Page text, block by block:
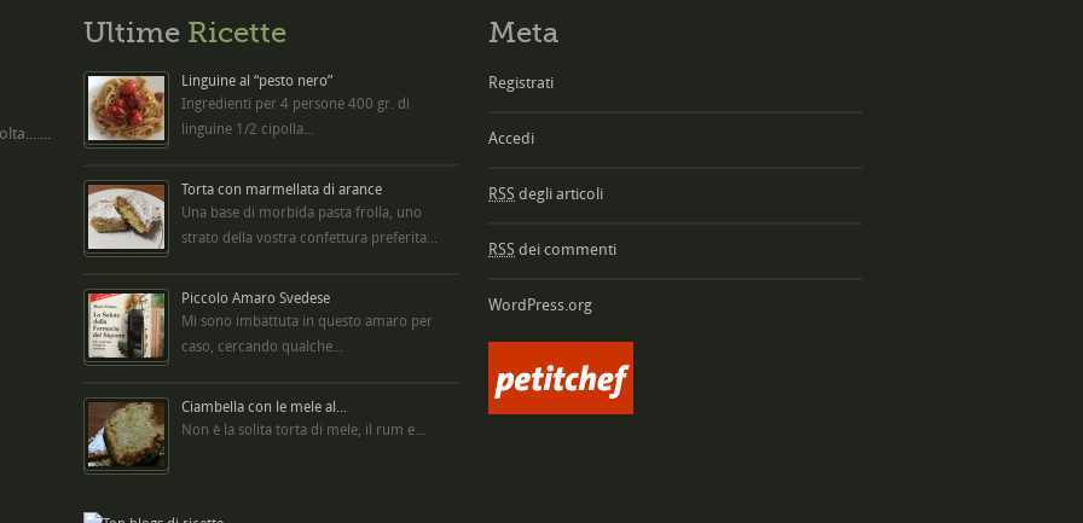
Ultime Ricette
Linguine al “pesto nero”
Ingredienti per 4 persone 400 gr. di
linguine 1/2 cipolla...
Torta con marmellata di arance
Una base di morbida pasta frolla, uno
strato della vostra confettura preferita...
Piccolo Amaro Svedese
Mi sono imbattuta in questo amaro per
caso, cercando qualche...
Ciambella con le mele al...
Non è la solita torta di mele, il rum e...
Meta
Registrati
Accedi
RSS degli articoli
RSS dei commenti
WordPress.org